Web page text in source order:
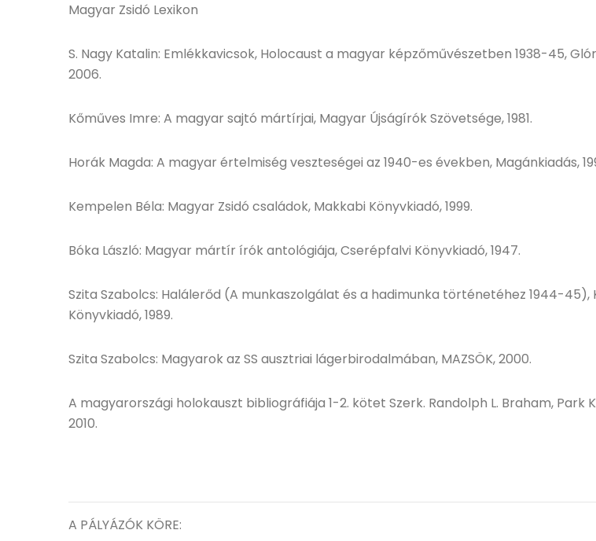
Magyar Zsidó Lexikon
S. Nagy Katalin: Emlékkavicsok, Holocaust a magyar képzőművészetben 1938-45,
2006.
Kőműves Imre: A magyar sajtó mártírjai, Magyar Újságírók Szövetsége, 1981.
Horák Magda: A magyar értelmiség veszteségei az 1940-es években, Magánkiadás,
Kempelen Béla: Magyar Zsidó családok, Makkabi Könyvkiadó, 1999.
Bóka László: Magyar mártír írók antológiája, Cserépfalvi Könyvkiadó, 1947.
Szita Szabolcs: Halálerőd (A munkaszolgálat és a hadimunka történetéhez 1944-45),
Könyvkiadó, 1989.
Szita Szabolcs: Magyarok az SS ausztriai lágerbirodalmában, MAZSÖK, 2000.
A magyarországi holokauszt bibliográfiája 1-2. kötet Szerk. Randolph L. Braham, Park
2010.
A PÁLYÁZÓK KÖRE: